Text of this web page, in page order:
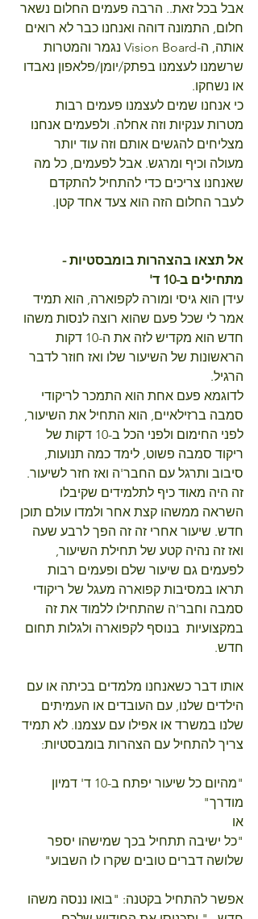
אבל בכל זאת.. הרבה פעמים החלום נשאר
חלום, התמונה דוהה ואנחנו כבר לא רואים
אותה, ה-Vision Board נגמר והמטרות
שרשמנו לעצמנו בפתק/יומן/פלאפון נאבדו
או נשחקו.
כי אנחנו שמים לעצמנו פעמים רבות
מטרות ענקיות וזה אחלה. ולפעמים אנחנו
מצליחים להגשים אותם וזה עוד יותר
מעולה וכיף ומרגש. אבל לפעמים, כל מה
שאנחנו צריכים כדי להתחיל להתקדם
לעבר החלום הזה הוא צעד אחד קטן.
אל תצאו בהצהרות בומבסטיות -
מתחילים ב-10 ד'
עידן הוא גיסי ומורה לקפוארה, הוא תמיד
אמר לי שכל פעם שהוא רוצה לנסות משהו
חדש הוא מקדיש לזה את ה-10 דקות
הראשונות של השיעור שלו ואז חוזר לדבר
הרגיל.
לדוגמא פעם אחת הוא התמכר לריקודי
סמבה ברזילאיים, הוא התחיל את השיעור,
לפני החימום ולפני הכל ב-10 דקות של
ריקוד סמבה פשוט, לימד כמה תנועות,
סיבוב ותרגל עם החבר'ה ואז חזר לשיעור.
זה היה מאוד כיף לתלמידים שקיבלו
השראה ממשהו קצת אחר ולמדו עולם תוכן
חדש. שיעור אחרי זה זה הפך לרבע שעה
ואז זה נהיה קטע של תחילת השיעור,
לפעמים גם שיעור שלם ופעמים רבות
תראו במסיבות קפוארה מעגל של ריקודי
סמבה וחבר'ה שהתחילו ללמוד את זה
במקצועיות  בנוסף לקפוארה ולגלות תחום
חדש.
אותו דבר כשאנחנו מלמדים בכיתה או עם
הילדים שלנו, עם העובדים או העמיתים
שלנו במשרד או אפילו עם עצמנו. לא תמיד
צריך להתחיל עם הצהרות בומבסטיות:
"מהיום כל שיעור יפתח ב-10 ד' דמיון
מודרך"
או
"כל ישיבה תתחיל בכך שמישהו יספר
שלושה דברים טובים שקרו לו השבוע"
אפשר להתחיל בקטנה: "בואו ננסה משהו